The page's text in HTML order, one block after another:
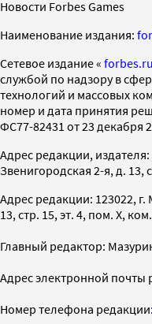
Новости Forbes Games
Наименование издания:
Cетевое издание « forbes.ru
службой по надзору в
технологий и массовых
номер и дата принятия
ФС77-82431 от 23 декабря
Адрес редакции, издателя:
Звенигородская 2-я, д. 13,
Адрес редакции: 123022,
13, стр. 15, эт. 4, пом. X,
Главный редактор:
Адрес электронной почты
Номер телефона редакции: